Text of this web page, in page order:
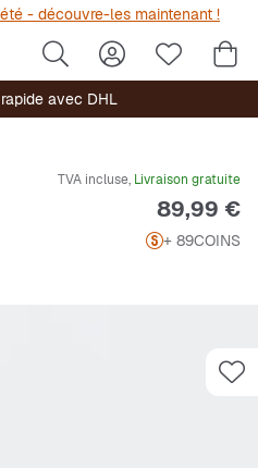
- découvre-les maintenant !
avec DHL
TVA incluse, Livraison gratuite
Prix
89,99 €
+ 89COINS